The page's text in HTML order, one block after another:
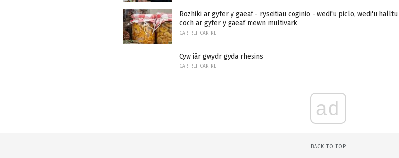
Rozhiki ar gyfer y gaeaf - ryseitiau coginio - wedi'u piclo, wedi'u
coch ar gyfer y gaeaf mewn multivark
CARTREF CARTREF
Cyw iâr gwydr gyda rhesins
CARTREF CARTREF
ad
BACK TO TOP